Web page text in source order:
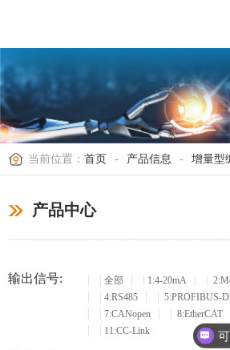
当前位置： 首页 - 产品信息 - 增量型
产品中心
输出信号: 全部 1:4-20mA
4:RS485
5:PROFIBUS-
7:CANopen
8:EtherCAT
11:CC-Link